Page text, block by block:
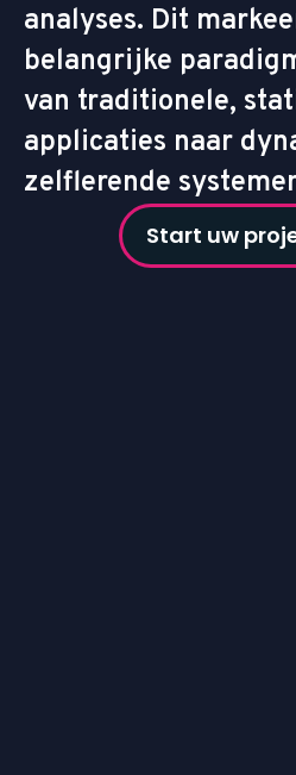
analyses. Dit
belangrijke
van traditionele,
applicaties naar
zelflerende
Start uw